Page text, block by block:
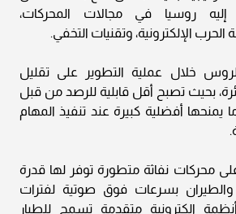
روسيا في مجالات المحركات،
الحرب الإلكترونية، وتقنيات التخفي.
خلال عملية التطوير على تقليل
بحيث تصبح أقل قابلية للرصد من قبل
يمنحها أفضلية كبيرة عند تنفيذ المهام
محركات نفاثة متطورة توفر لها قدرة
والطيران بسرعات فوق صوتية لفترات
إلكترونية متقدمة تسمح للطيار